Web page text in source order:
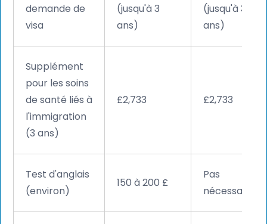
demande de
visa
(jusqu'à 3
ans)
(jusqu'à 3
ans)
Supplément
pour les soins
de santé liés à
l'immigration
(3 ans)
£2,733 £2,733
Test d'anglais
(environ)
150 à 200 £
Pas
nécessaire